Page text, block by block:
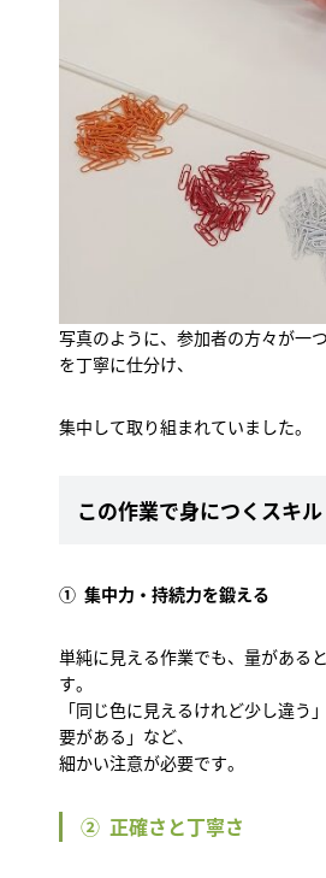
写真のように、参加者の方々が一
を丁寧に仕分け、
集中して取り組まれていました。
この作業で身につくスキル
① 集中力・持続力を鍛える
単純に見える作業でも、量がある
す。
「同じ色に見えるけれど少し違う
要がある」など、
細かい注意が必要です。
② 正確さと丁寧さ